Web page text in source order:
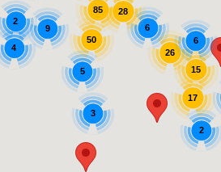
17
85
50
15
5
9
26
3
6
2
6
28
2
4